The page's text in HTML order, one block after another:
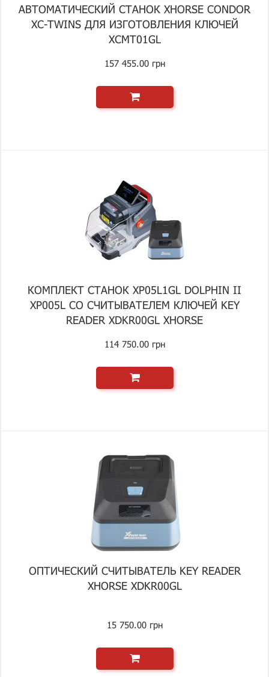
АВТОМАТИЧЕСКИЙ СТАНОК XHORSE CONDOR
XC-TWINS ДЛЯ ИЗГОТОВЛЕНИЯ КЛЮЧЕЙ
XCMT01GL
157 455.00 грн
КОМПЛЕКТ СТАНОК XP05L1GL DOLPHIN II
XP005L СО СЧИТЫВАТЕЛЕМ КЛЮЧЕЙ KEY
READER XDKR00GL XHORSE
114 750.00 грн
ОПТИЧЕСКИЙ СЧИТЫВАТЕЛЬ KEY READER
XHORSE XDKR00GL
15 750.00 грн